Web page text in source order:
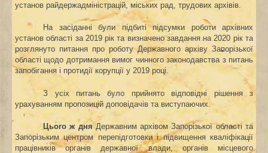
установ райдержадміністрацій, міських рад, трудових архівів.
На засіданні були підбиті підсумки роботи архівних
установ області за 2019 рік та визначено завдання на 2020 рік та
розглянуто питання про роботу Державного архіву Запорізької
області щодо дотримання вимог чинного законодавства з питань
запобігання і протидії корупції у 2019 році.
З усіх питань було прийнято відповідні рішення з
урахуванням пропозицій доповідачів та виступаючих.
Цього ж дняДержавним архівом Запорізької області та
Запорізьким центром перепідготовки і підвищення кваліфікації
працівників органів державної влади, органів місцевого